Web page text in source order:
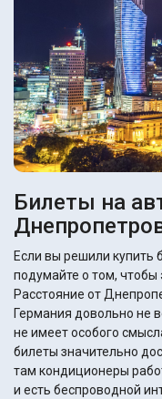
Билеты на
Если вы решили купить
подумайте о том, чтобы
Расстояние от
Германия довольно не
не имеет особого
билеты значительно доступнее. А если
там кондиционеры
и есть беспроводной